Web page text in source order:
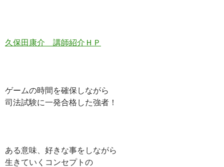
久保田康介 講師紹介ＨＰ
ゲームの時間を確保しながら
司法試験に一発合格した強者！
ある意味、好きな事をしながら
生きていくコンセプトの